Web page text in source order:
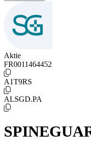
Aktie
FR0011464452
A1T9RS
ALSGD.PA